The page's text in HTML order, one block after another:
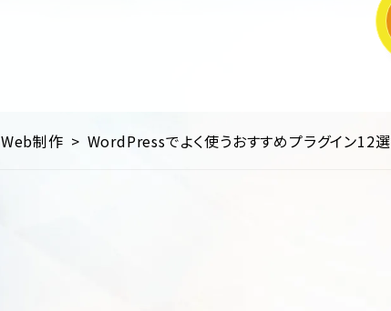
Web制作 WordPressでよく使うおすすめプラグイン12選